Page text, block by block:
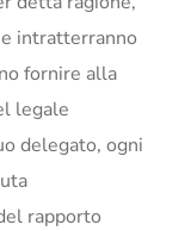
intratterranno
fornire alla
legale
delegato, ogni
rapporto